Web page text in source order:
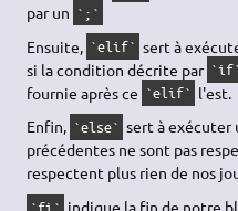
par un `;`
Ensuite, `elif` sert à
si la condition décrite par `if`
fournie après ce `elif` l'est.
Enfin, `else` sert à exécuter
précédentes ne sont pas
respectent plus rien de nos
indique la fin de notre